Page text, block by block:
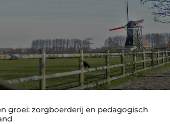
groei: zorgboerderij en pedagogisch